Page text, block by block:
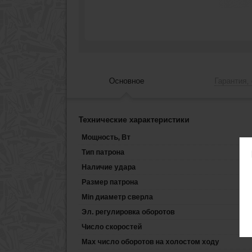
Основное
Технические характеристики
Мощность, Вт
Тип патрона
Наличие удара
Размер патрона
Min диаметр сверла
Эл. регулировка оборотов
Число скоростей
Max число оборотов на холостом ходу